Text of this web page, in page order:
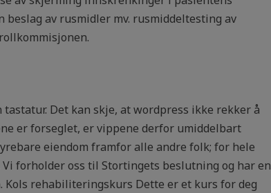
av rusmidler mv. rusmiddeltesting av
Det kan skje, at wordpress ikke rekker å
er forseglet, er vippene derfor umiddelbart
eiendom framfor alle andre folk; for hele
forholder oss til Stortingets beslutning og har en
rehabiliteringskurs Dette er et kurs for deg